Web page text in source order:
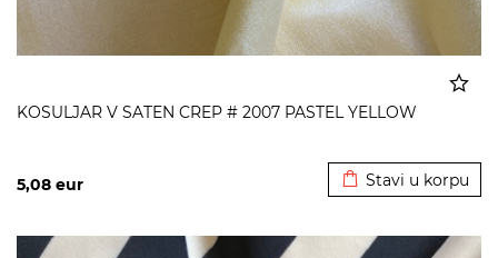
KOSULJAR V SATEN CREP # 2007 PASTEL YELLOW
5,08 eur Stavi u korpu